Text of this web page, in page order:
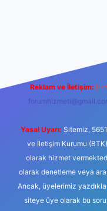
Reklam ve İletişim: E-
Yasal Uyarı: Sitemiz,
ve İletişim Kurumu
olarak hizmet
olarak denetleme veya
Ancak, üyelerimiz
siteye üye olarak bu